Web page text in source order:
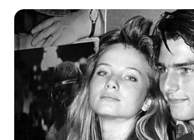
10 Desain Kanopi Tempat
Tidur, Serasa Beristirahat di
Kamar Raja